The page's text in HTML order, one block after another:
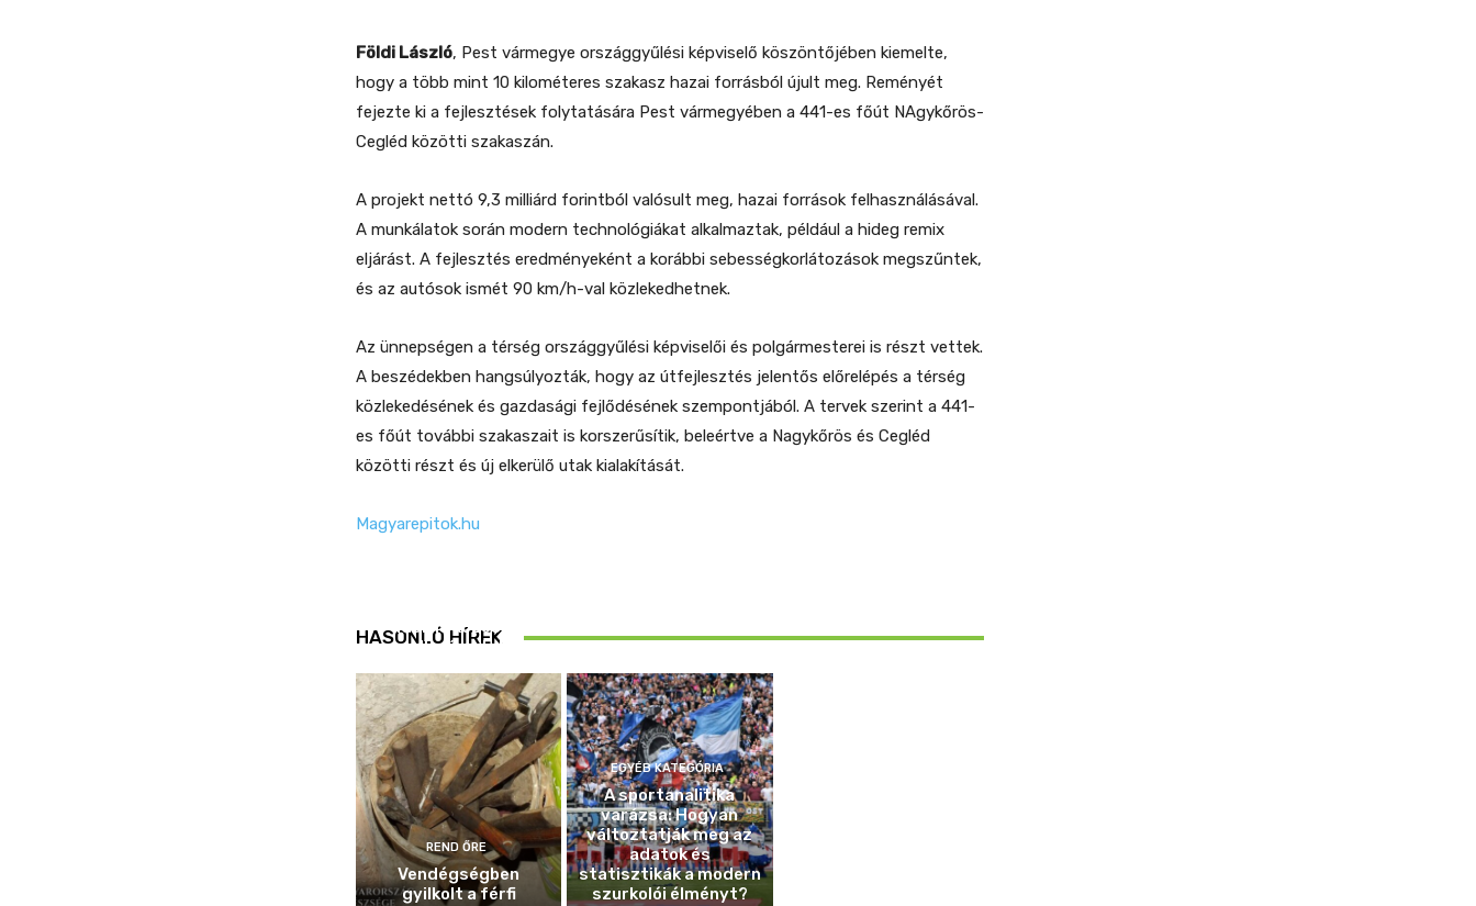
Földi László, Pest vármegye országgyűlési képviselő köszöntőjében kiemelte,
hogy a több mint 10 kilométeres szakasz hazai forrásból újult meg. Reményét
fejezte ki a fejlesztések folytatására Pest vármegyében a 441-es főút NAgykőrös-
Cegléd közötti szakaszán.
A projekt nettó 9,3 milliárd forintból valósult meg, hazai források felhasználásával.
A munkálatok során modern technológiákat alkalmaztak, például a hideg remix
eljárást. A fejlesztés eredményeként a korábbi sebességkorlátozások megszűntek,
és az autósok ismét 90 km/h-val közlekedhetnek.
Az ünnepségen a térség országgyűlési képviselői és polgármesterei is részt vettek.
A beszédekben hangsúlyozták, hogy az útfejlesztés jelentős előrelépés a térség
közlekedésének és gazdasági fejlődésének szempontjából. A tervek szerint a 441-
es főút további szakaszait is korszerűsítik, beleértve a Nagykőrös és Cegléd
közötti részt és új elkerülő utak kialakítását.
Magyarepitok.hu
HASONLÓ HÍREK
Idén is közösen
ellenőriztek
REND ŐRE
Vendégségben
gyilkolt a férfi
EGYÉB KATEGÓRIA
A sportanalitika
varázsa: Hogyan
változtatják meg az
adatok és
statisztikák a modern
szurkolói élményt?